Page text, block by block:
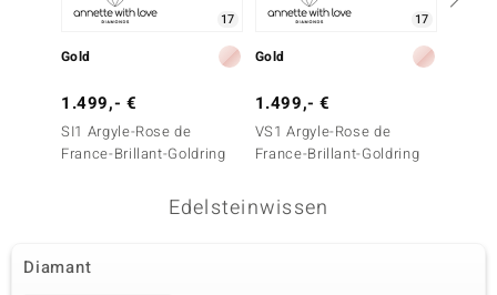
Pavéfassung Australien
17
Gold
1.499,- €
SI1 Argyle-Rose de
France-Brillant-Goldring
17
Gold
1.499,- €
VS1 Argyle-Rose de
France-Brillant-Goldring
Edelsteinwissen
Diamant